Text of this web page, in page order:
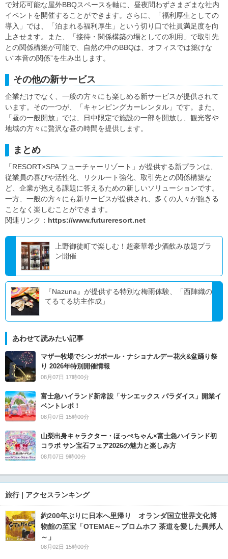
で対応可能な屋外BBQスペースを軸に、昼夜問わずさまざまな社内
イベントを開催することができます。さらに、「福利厚生としての
導入」では、「泊まれる福利厚生」という切り口で社員満足度を向
上させます。また、「接待・関係構築の場としての利用」で取引先
との関係構築が可能で、自然の中のBBQは、オフィスでは築けな
い“本音の関係”を生み出します。
その他の新サービス
企業だけでなく、一般の方々にも楽しめる新サービスが提供されて
います。その一つが、「キャンピングカーレンタル」です。また、
「昼の一般開放」では、日中限定で施設の一部を開放し、観光客や
地域の方々に贅沢な昼の時間を提供します。
まとめ
「RESORT×SPA フューチャーリゾート」が提供する新プランは、
従業員の喜びや活性化、リクルート強化、取引先との関係構築な
ど、企業が抱える課題に答えるための新しいソリューションです。
一方、一般の方々にも新サービスが提供され、多くの人々が飽きる
ことなく楽しむことができます。
関連リンク： https://www.futureresort.net
上野御徒町で楽しむ！超豪華希少酒飲み放題プラ
ン開催
『Nazuna』が提供する特別な梅雨体験、「西陣織の
てるてる坊主作成」
あわせて読みたい記事
マザー牧場でシンガポール・ナショナルデー花火&盆踊り祭
り 2026年特別開催情報
08月07日 17時00分
富士急ハイランド新常設「サンエックス パラダイス」開業イ
ベントレポ！
08月07日 15時00分
山梨出身キャラクター・ほっぺちゃん×富士急ハイランド初
コラボ サン宝石フェア2026の魅力と楽しみ方
08月07日 9時00分
旅行 | アクセスランキング
約200年ぶりに日本へ里帰り オランダ国立世界文化博
物館の至宝「OTEMAE～ブロムホフ 茶道を愛した異邦人
～」
08月02日 15時00分